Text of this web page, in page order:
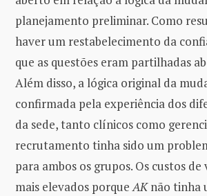
planejamento preliminar. Como
haver um restabelecimento da
que as questões eram partilhadas
Além disso, a lógica original da
confirmada pela experiência dos
da sede, tanto clínicos como
recrutamento tinha sido um
para ambos os grupos. Os custos
mais elevados porqueAKnão tinha